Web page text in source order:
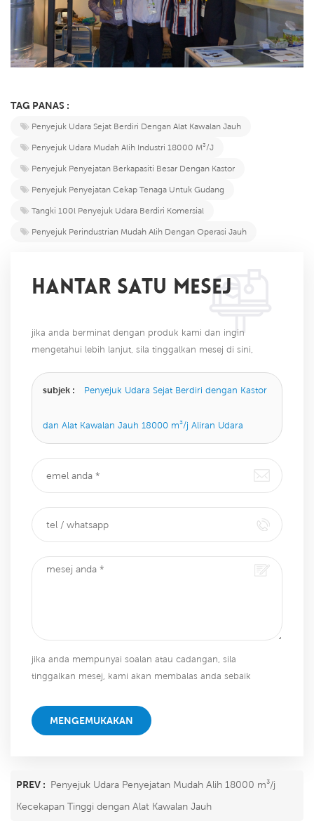
TAG PANAS :
Penyejuk Udara Sejat Berdiri Dengan Alat Kawalan Jauh
Penyejuk Udara Mudah Alih Industri 18000 M³/J
Penyejuk Penyejatan Berkapasiti Besar Dengan Kastor
Penyejuk Penyejatan Cekap Tenaga Untuk Gudang
Tangki 100l Penyejuk Udara Berdiri Komersial
Penyejuk Perindustrian Mudah Alih Dengan Operasi Jauh
HANTAR SATU MESEJ
jika anda berminat dengan produk kami dan ingin
mengetahui lebih lanjut, sila tinggalkan mesej di sini,
subjek : Penyejuk Udara Sejat Berdiri dengan Kastor
dan Alat Kawalan Jauh 18000 m³/j Aliran Udara
jika anda mempunyai soalan atau cadangan, sila
tinggalkan mesej, kami akan membalas anda sebaik
MENGEMUKAKAN
PREV : Penyejuk Udara Penyejatan Mudah Alih 18000 m³/j
Kecekapan Tinggi dengan Alat Kawalan Jauh